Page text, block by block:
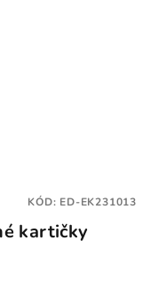
kartičky
KÓD: ED-EK231013